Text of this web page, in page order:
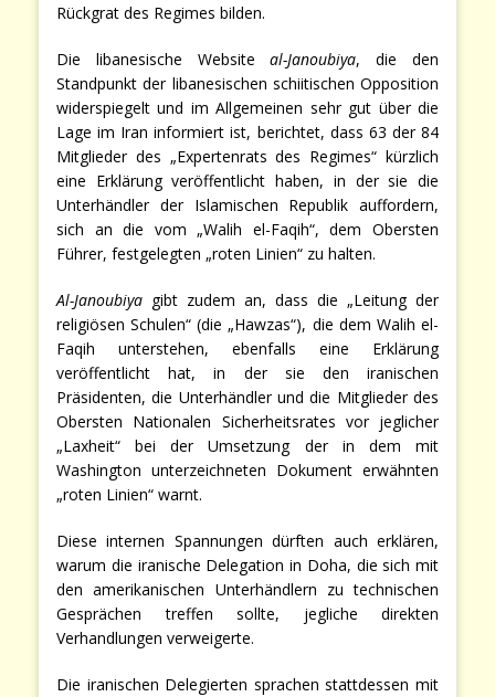
Rückgrat des Regimes bilden.
Die libanesische Websiteal-Janoubiya, die den
Standpunkt der libanesischen schiitischen Opposition
widerspiegelt und im Allgemeinen sehr gut über die
Lage im Iran informiert ist, berichtet, dass 63 der 84
Mitglieder des „Expertenrats des Regimes“ kürzlich
eine Erklärung veröffentlicht haben, in der sie die
Unterhändler der Islamischen Republik auffordern,
sich an die vom „Walih el-Faqih“, dem Obersten
Führer, festgelegten „roten Linien“ zu halten.
Al-Janoubiya gibt zudem an, dass die „Leitung der
religiösen Schulen“ (die „Hawzas“), die dem Walih el-
Faqih unterstehen, ebenfalls eine Erklärung
veröffentlicht hat, in der sie den iranischen
Präsidenten, die Unterhändler und die Mitglieder des
Obersten Nationalen Sicherheitsrates vor jeglicher
„Laxheit“ bei der Umsetzung der in dem mit
Washington unterzeichneten Dokument erwähnten
„roten Linien“ warnt.
Diese internen Spannungen dürften auch erklären,
warum die iranische Delegation in Doha, die sich mit
den amerikanischen Unterhändlern zu technischen
Gesprächen treffen sollte, jegliche direkten
Verhandlungen verweigerte.
Die iranischen Delegierten sprachen stattdessen mit